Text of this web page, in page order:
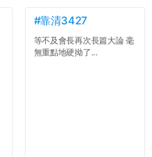
#靠清3427
等不及會長再次長篇大論 毫
無重點地硬拗了...